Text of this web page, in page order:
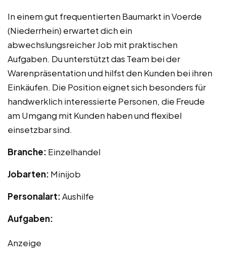
In einem gut frequentierten Baumarkt in Voerde
(Niederrhein) erwartet dich ein
abwechslungsreicher Job mit praktischen
Aufgaben. Du unterstützt das Team bei der
Warenpräsentation und hilfst den Kunden bei ihren
Einkäufen. Die Position eignet sich besonders für
handwerklich interessierte Personen, die Freude
am Umgang mit Kunden haben und flexibel
einsetzbar sind.
Branche: Einzelhandel
Jobarten: Minijob
Personalart:Aushilfe
Aufgaben:
Anzeige